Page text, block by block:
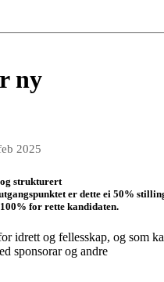
ny
2025
strukturert
er dette ei 50%
for rette kandidaten.
idrett og fellesskap, og som
sponsorar og andre